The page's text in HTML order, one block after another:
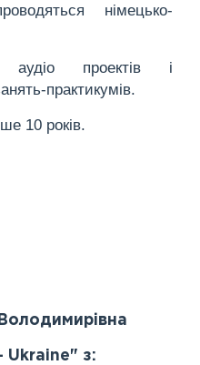
німецько-
проектів і
практикумів.
10 років.
Ukraine" з: